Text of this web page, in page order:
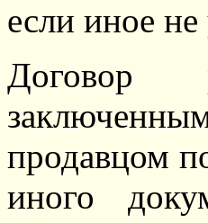
если иное
Договор
продавцом
иного